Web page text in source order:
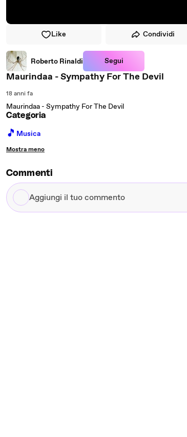
Like Condividi
Roberto Rinaldi Segui
Maurindaa - Sympathy For The Devil
18 anni fa
Maurindaa - Sympathy For The Devil
Categoria
🎵 Musica
Mostra meno
Commenti
Aggiungi
il